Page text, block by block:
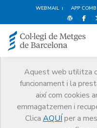
WEBMAIL APP COMB
Aquest web utilitza
funcionament i la
així com cookies
emmagatzemen i
Clica AQUÍ per a
Premis
Premis